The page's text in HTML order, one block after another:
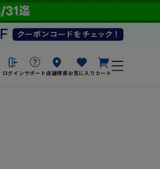
ログイン サポート店舗検索お気に入り カート